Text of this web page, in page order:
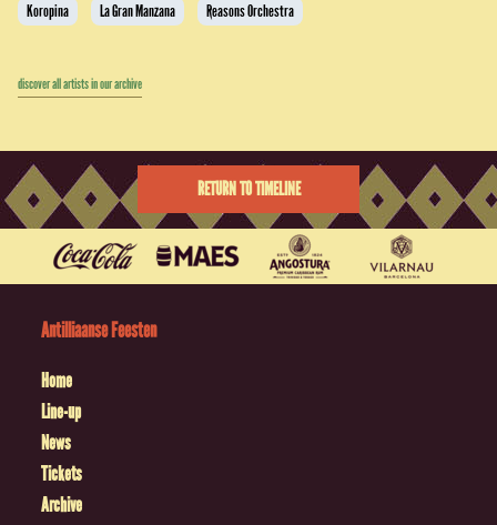
Koropina
La Gran Manzana Reasons Orchestra
discover all artists in our archive
RETURN TO TIMELINE
Antilliaanse Feesten
Home
Line-up
News
Tickets
Archive